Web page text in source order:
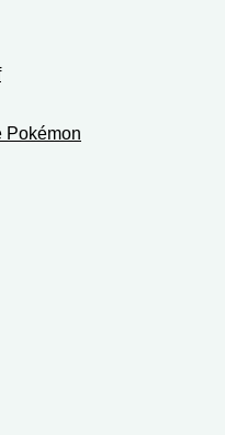
Pokémon